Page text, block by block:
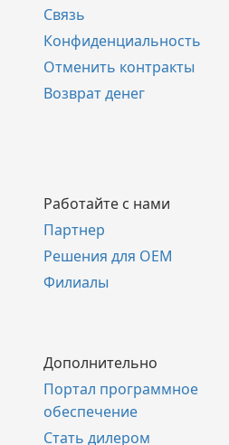
Связь
Конфиденциальность
Отменить контракты
Возврат денег
Работайте с нами
Партнер
Решения для OEM
Филиалы
Дополнительно
Портал программное
обеспечение
Стать дилером